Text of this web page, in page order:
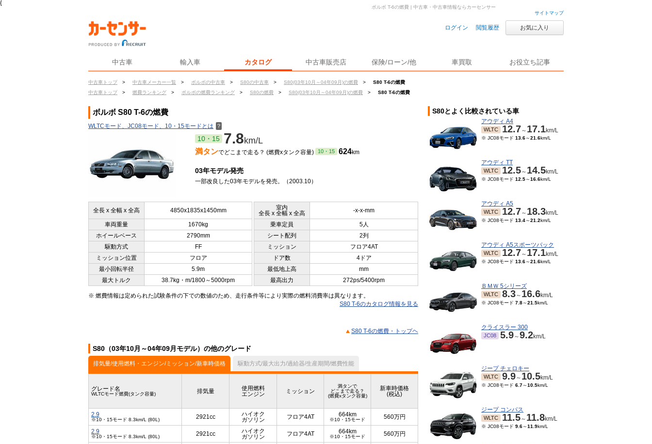
{
サイトマップ
ログイン 閲覧履歴 お気に入り
中古車 輸入車 カタログ 中古車販売店 保険/ローン/他 車買取 お役立ち記事
中古車トップ > 中古車メーカー一覧 > ボルボの中古車 > S80の中古車 > S80(03年10月～04年09月)の燃費 >
S80 T-6の燃費
中古車トップ
> 燃費ランキング > ボルボの燃費ランキング > S80の燃費 > S80(03年10月～04年09月)の燃費 > S80 T-6の燃費
ボルボ T-6の燃費 | 中古車・中古車情報ならカーセンサー
ボルボ S80 T-6の燃費
WLTCモード、JC08モード、10・15モードとは ？
10・15 7.8km/L
満タンでどこまで走る？ (燃費xタンク容量) 10・15 624km
03年モデル発売
一部改良した03年モデルを発売。（2003.10）
全長 x 全幅 x 全高 4850x1835x1450mm
室内
全長 x 全幅 x 全高
-x-x-mm
車両重量 1670kg 乗車定員
5人
ホイールベース
2790mm シート配列
2列
駆動方式
FF ミッション
フロア4AT
ミッション位置
フロア ドア数
4ドア
最小回転半径
5.9m 最低地上高
mm
最大トルク
38.7kg・m/1800～5000rpm 最高出力 272ps/5400rpm
※ 燃費情報は定められた試験条件の下での数値のため、走行条件等により実際の燃料消費率は異なります。
S80 T-6のカタログ情報を見る
S80 T-6の燃費・トップヘ
S80（03年10月～04年09月モデル）の他のグレード
排気量/使用燃料・エンジン/ミッション/新車時価格 駆動方式/最大出力/過給器/生産期間/燃費性能
グレード名
WLTCモード燃費(タンク容量) 排気量
使用燃料
エンジン
ミッション
満タンで
どこまで走る？
(燃費xタンク容量)
新車時価格
(税込)
2.9
※10・15モード 8.3km/L (80L) 2921cc
ハイオク
ガソリン
フロア4AT 664km
※10・15モード 560万円
2.9
※10・15モード 8.3km/L (80L) 2921cc
ハイオク
ガソリン
フロア4AT 664km
※10・15モード 560万円
S80とよく比較されている車
アウディ A4
WLTC 12.7～ 17.1km/L
※ JC08モード 13.6～21.6km/L
アウディ TT
WLTC 12.5～ 14.5km/L
※ JC08モード 12.5～16.6km/L
アウディ A5
WLTC 12.7～ 18.3km/L
※ JC08モード 13.4～21.2km/L
アウディ A5スポーツバック
WLTC 12.7～ 17.1km/L
※ JC08モード 13.6～21.6km/L
ＢＭＷ 5シリーズ
WLTC 8.3～ 16.6km/L
※ JC08モード 7.8～21.5km/L
クライスラー 300
JC08 5.9～9.2km/L
ジープ チェロキー
WLTC 9.9～ 10.5km/L
※ JC08モード 6.7～10.5km/L
ジープ コンパス
WLTC 11.5～ 11.8km/L
※ JC08モード 9.6～11.9km/L